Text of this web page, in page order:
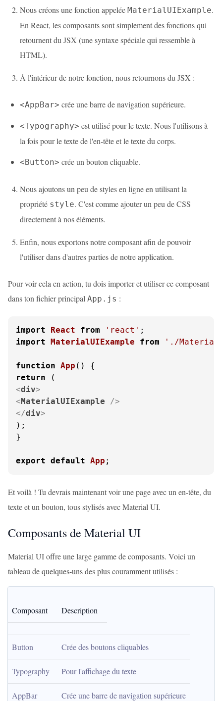
Nous créons une fonction appelée MaterialUIExample.
En React, les composants sont simplement des fonctions qui
retournent du JSX (une syntaxe spéciale qui ressemble à
HTML).
À l'intérieur de notre fonction, nous retournons du JSX :
<AppBar> crée une barre de navigation supérieure.
<Typography> est utilisé pour le texte. Nous l'utilisons à
la fois pour le texte de l'en-tête et le texte du corps.
<Button> crée un bouton cliquable.
Nous ajoutons un peu de styles en ligne en utilisant la
propriété style. C'est comme ajouter un peu de CSS
directement à nos éléments.
Enfin, nous exportons notre composant afin de pouvoir
l'utiliser dans d'autres parties de notre application.
Pour voir cela en action, tu dois importer et utiliser ce composant
dans ton fichier principal App.js :
import React from 'react'
import MaterialUIExample from './
function App (
return
<div>
<MaterialUIExample />
</div>
);
}
export default App ;
Et voilà ! Tu devrais maintenant voir une page avec un en-tête, du
texte et un bouton, tous stylisés avec Material UI.
Composants de Material UI
Material UI offre une large gamme de composants. Voici un
tableau de quelques-uns des plus couramment utilisés :
Composant Description
Button Crée des boutons cliquables
Typography Pour l'affichage du texte
AppBar Crée une barre de navigation supérieure